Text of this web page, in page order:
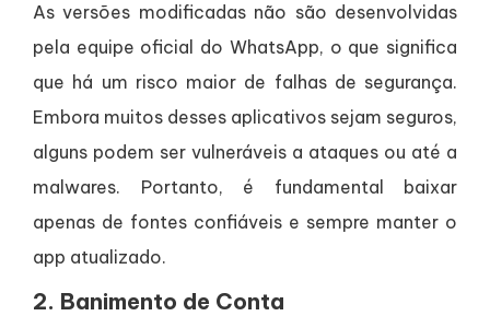
As versões modificadas não são desenvolvidas
pela equipe oficial do WhatsApp, o que significa
que há um risco maior de falhas de segurança.
Embora muitos desses aplicativos sejam seguros,
alguns podem ser vulneráveis a ataques ou até a
malwares. Portanto, é fundamental baixar
apenas de fontes confiáveis e sempre manter o
app atualizado.
2. Banimento de Conta